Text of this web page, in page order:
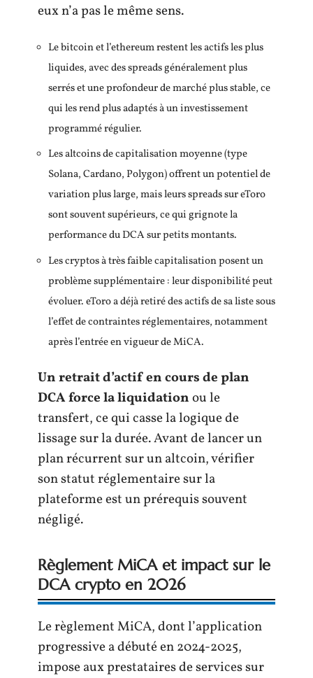
eux n’a pas le même sens.
Le bitcoin et l’ethereum restent les actifs les plus
liquides, avec des spreads généralement plus
serrés et une profondeur de marché plus stable, ce
qui les rend plus adaptés à un investissement
programmé régulier.
Les altcoins de capitalisation moyenne (type
Solana, Cardano, Polygon) offrent un potentiel de
variation plus large, mais leurs spreads sur eToro
sont souvent supérieurs, ce qui grignote la
performance du DCA sur petits montants.
Les cryptos à très faible capitalisation posent un
problème supplémentaire : leur disponibilité peut
évoluer. eToro a déjà retiré des actifs de sa liste sous
l’effet de contraintes réglementaires, notamment
après l’entrée en vigueur de MiCA.
Un retrait d’actif en cours de plan
DCA force la liquidationou le
transfert, ce qui casse la logique de
lissage sur la durée. Avant de lancer un
plan récurrent sur un altcoin, vérifier
son statut réglementaire sur la
plateforme est un prérequis souvent
négligé.
Règlement MiCA et impact sur le
DCA crypto en 2026
Le règlement MiCA, dont l’application
progressive a débuté en 2024-2025,
impose aux prestataires de services sur